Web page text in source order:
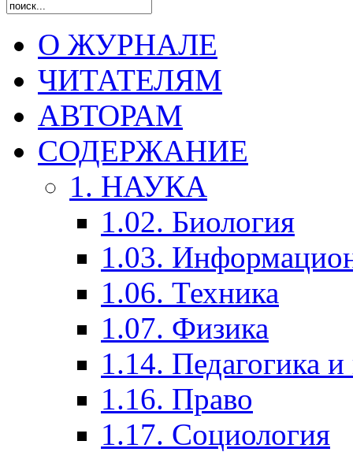
О ЖУРНАЛЕ
ЧИТАТЕЛЯМ
АВТОРАМ
СОДЕРЖАНИЕ
1. НАУКА
1.02. Биология
1.03.
1.06. Техника
1.07. Физика
1.14. Педагогика
1.16. Право
1.17. Социология